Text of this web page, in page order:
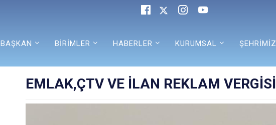
BAŞKAN BİRİMLER HABERLER KURUMSAL ŞEHRİMİZ
EMLAK,ÇTV VE İLAN REKLAM VERGİSİ